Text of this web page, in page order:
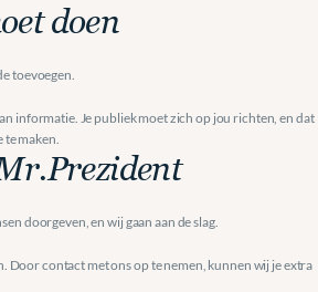
doen
toevoegen.
informatie. Je publiek moet zich op jou richten, en dat
te maken.
doorgeven, en wij gaan aan de slag.
Door contact met ons op te nemen, kunnen wij je extra